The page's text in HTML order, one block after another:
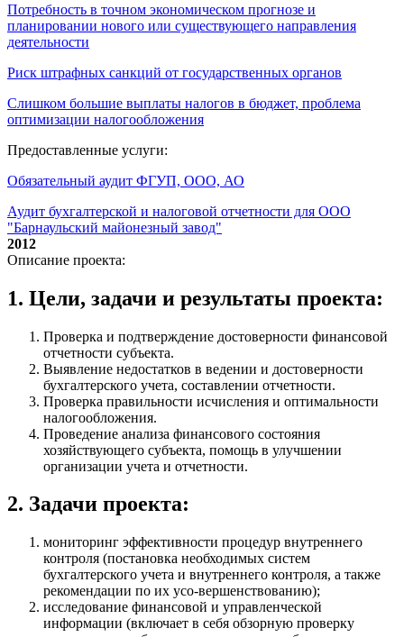
Потребность в точном экономическом прогнозе и
планировании нового или существующего направления
деятельности
Риск штрафных санкций от государственных органов
Слишком большие выплаты налогов в бюджет, проблема
оптимизации налогообложения
Предоставленные услуги:
Обязательный аудит ФГУП, ООО, АО
Аудит бухгалтерской и налоговой отчетности для ООО
"Барнаульский майонезный завод"
2012
Описание проекта:
1. Цели, задачи и результаты проекта:
Проверка и подтверждение достоверности финансовой
отчетности субъекта.
Выявление недостатков в ведении и достоверности
бухгалтерского учета, составлении отчетности.
Проверка правильности исчисления и оптимальности
налогообложения.
Проведение анализа финансового состояния
хозяйствующего субъекта, помощь в улучшении
организации учета и отчетности.
2. Задачи проекта:
мониторинг эффективности процедур внутреннего
контроля (постановка необходимых систем
бухгалтерского учета и внутреннего контроля, а также
рекомендации по их усо-вершенствованию);
исследование финансовой и управленческой
информации (включает в себя обзорную проверку